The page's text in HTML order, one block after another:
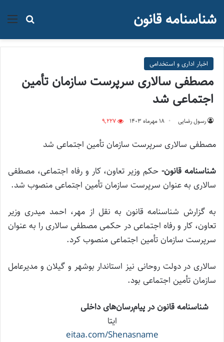
جستجو شناسنامه قانون
اخبار اداری و استخدامی
مصطفی سالاری سرپرست سازمان تأمین
اجتماعی شد
رسول رضایی ۱۸ مهر‌ماه ۱۴۰۳ 9,227
مصطفی سالاری سرپرست سازمان تأمین اجتماعی شد
شناسنامه قانون-حکم وزیر تعاون، کار و رفاه اجتماعی، مصطفی
سالاری به عنوان سرپرست سازمان تأمین اجتماعی منصوب شد.
به گزارش شناسنامه قانون به نقل از مهر، احمد میدری وزیر
تعاون، کار و رفاه اجتماعی در حکمی مصطفی سالاری را به عنوان
سرپرست سازمان تأمین اجتماعی منصوب کرد.
سالاری در دولت روحانی نیز استاندار بوشهر و گیلان و مدیرعامل
سازمان تأمین اجتماعی بود.
شناسنامه قانون در پیام‌رسان‌های داخلی
ایتا
eitaa.com/Shenasname